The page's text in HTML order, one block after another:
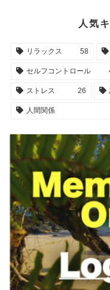
人気
リラックス 58
セルフコントロール
ストレス 26
人間関係